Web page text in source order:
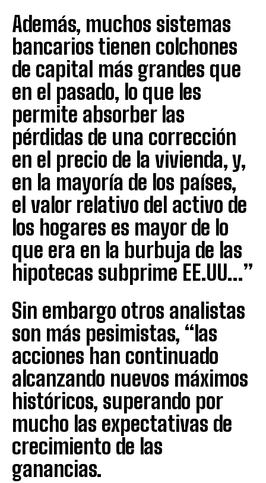
Además, muchos sistemas
bancarios tienen colchones
de capital más grandes que
en el pasado, lo que les
permite absorber las
pérdidas de una corrección
en el precio de la vivienda, y,
en la mayoría de los países,
el valor relativo del activo de
los hogares es mayor de lo
que era en la burbuja de las
hipotecas subprime EE.UU…”
Sin embargo otros analistas
son más pesimistas, “las
acciones han continuado
alcanzando nuevos máximos
históricos, superando por
mucho las expectativas de
crecimiento de las
ganancias.